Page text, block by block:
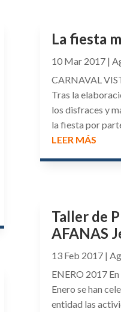
La fiesta
10 Mar 2017|
CARNAVAL
Tras la
los disfraces y
la fiesta por
LEER MÁS
Taller de
AFANAS
13 Feb 2017|
ENERO 2017
Enero se han
entidad las